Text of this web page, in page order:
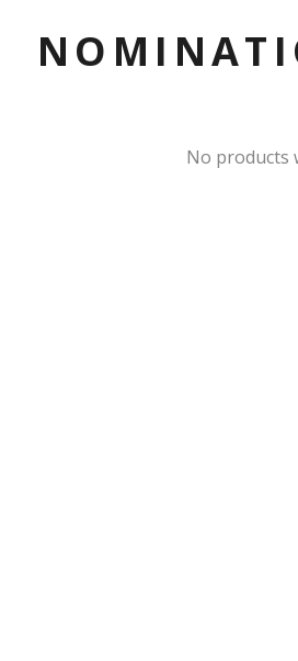
No products